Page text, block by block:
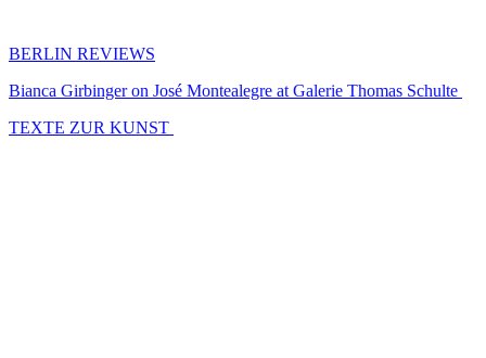
BERLIN REVIEWS
Bianca Girbinger on José Montealegre at Galerie Thomas Schulte
TEXTE ZUR KUNST